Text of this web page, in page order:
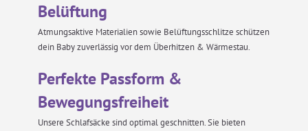
Belüftung
Atmungsaktive Materialien sowie Belüftungsschlitze schützen
dein Baby zuverlässig vor dem Überhitzen & Wärmestau.
Perfekte Passform &
Bewegungsfreiheit
Unsere Schlafsäcke sind optimal geschnitten. Sie bieten